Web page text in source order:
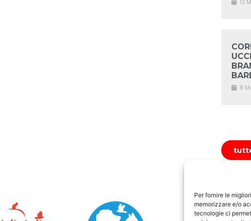
Per fornire le
memorizzare e/o
tecnologie ci
12
8